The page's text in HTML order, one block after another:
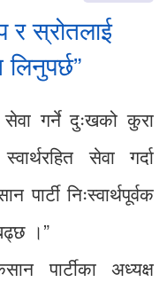
र स्रोतलाई
गर्ने दुःखको कुरा
सेवा गर्दा
निःस्वार्थपूर्वक
।”
पार्टीका अध्यक्ष